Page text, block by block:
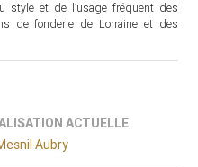
style et de l’usage fréquent des
de fonderie de Lorraine et des
ACTUELLE
Aubry